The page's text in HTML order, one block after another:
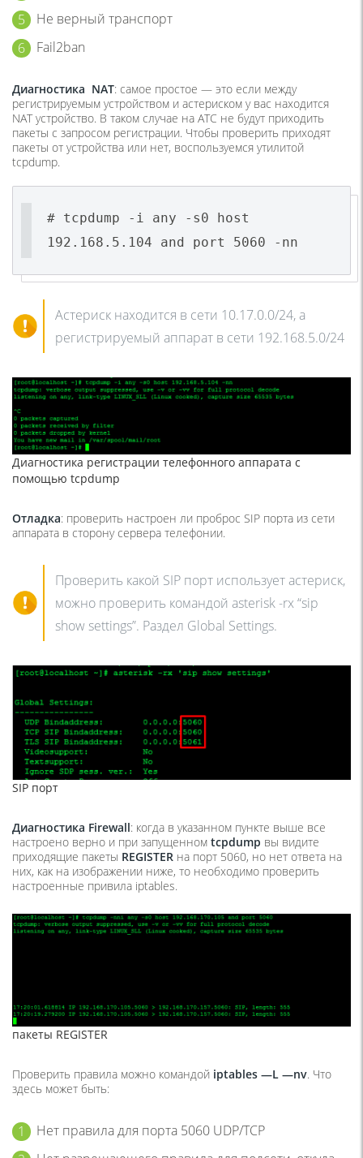
Не верный транспорт
Fail2ban
Диагностика NAT: самое простое — это если между
регистрируемым устройством и астериском у вас находится
NAT устройство. В таком случае на АТС не будут приходить
пакеты с запросом регистрации. Чтобы проверить приходят
пакеты от устройства или нет, воспользуемся утилитой
tcpdump.
# tcpdump -i any -s0 host
192.168.5.104 and port 5060 -nn
Астериск находится в сети 10.17.0.0/24, а
регистрируемый аппарат в сети 192.168.5.0/24
Диагностика регистрации телефонного аппарата с
помощью tcpdump
Отладка: проверить настроен ли проброс SIP порта из сети
аппарата в сторону сервера телефонии.
Проверить какой SIP порт использует астериск,
можно проверить командой asterisk -rx “sip
show settings”. Раздел Global Settings.
SIP порт
Диагностика Firewall: когда в указанном пункте выше все
настроено верно и при запущенном tcpdump вы видите
приходящие пакеты REGISTER на порт 5060, но нет ответа на
них, как на изображении ниже, то необходимо проверить
настроенные привила iptables.
пакеты REGISTER
Проверить правила можно командой iptables —L —nv. Что
здесь может быть:
Нет правила для порта 5060 UDP/TCP